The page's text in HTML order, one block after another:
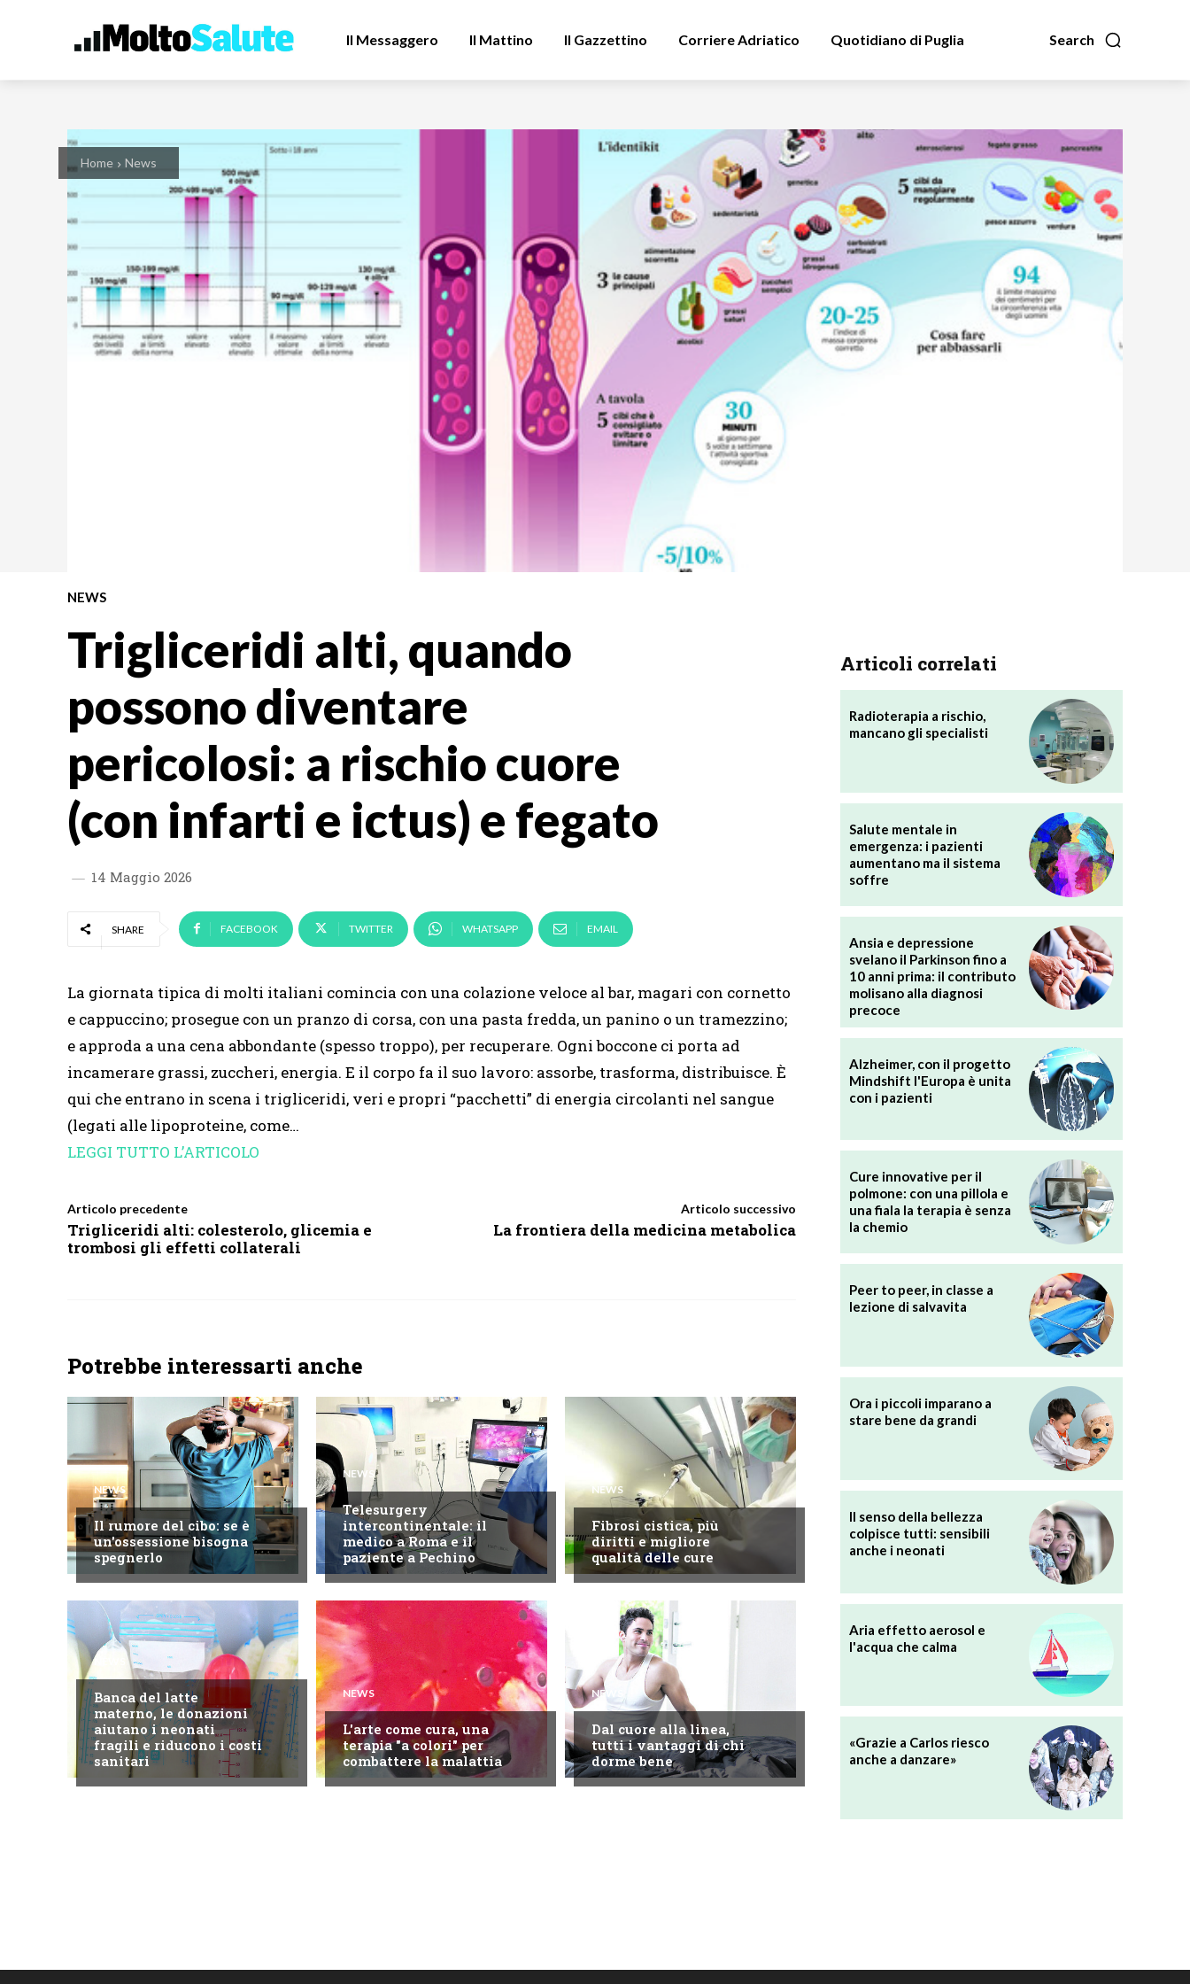
Search
Il Messaggero Il Mattino Il Gazzettino Corriere Adriatico Quotidiano di Puglia
Home News
NEWS
Trigliceridi alti, quando
possono diventare
pericolosi: a rischio cuore
(con infarti e ictus) e fegato
14 Maggio 2026
SHARE FACEBOOK TWITTER WHATSAPP EMAIL
La giornata tipica di molti italiani comincia con una colazione veloce al bar, magari con cornetto
e cappuccino; prosegue con un pranzo di corsa, con una pasta fredda, un panino o un tramezzino;
e approda a una cena abbondante (spesso troppo), per recuperare. Ogni boccone ci porta ad
incamerare grassi, zuccheri, energia. E il corpo fa il suo lavoro: assorbe, trasforma, distribuisce. È
qui che entrano in scena i trigliceridi, veri e propri “pacchetti” di energia circolanti nel sangue
(legati alle lipoproteine, come…
LEGGI TUTTO L’ARTICOLO
Articolo precedente
Trigliceridi alti: colesterolo, glicemia e
trombosi gli effetti collaterali
Articolo successivo
La frontiera della medicina metabolica
Potrebbe interessarti anche
NEWS
Il rumore del cibo: se è
un'ossessione bisogna
spegnerlo
NEWS
Telesurgery
intercontinentale: il
medico a Roma e il
paziente a Pechino
NEWS
Fibrosi cistica, più
diritti e migliore
qualità delle cure
NEWS
Banca del latte
materno, le donazioni
aiutano i neonati
fragili e riducono i costi
sanitari
NEWS
L'arte come cura, una
terapia "a colori" per
combattere la malattia
NEWS
Dal cuore alla linea,
tutti i vantaggi di chi
dorme bene
Articoli correlati
Radioterapia a rischio,
mancano gli specialisti
Salute mentale in
emergenza: i pazienti
aumentano ma il sistema
soffre
Ansia e depressione
svelano il Parkinson fino a
10 anni prima: il contributo
molisano alla diagnosi
precoce
Alzheimer, con il progetto
Mindshift l'Europa è unita
con i pazienti
Cure innovative per il
polmone: con una pillola e
una fiala la terapia è senza
la chemio
Peer to peer, in classe a
lezione di salvavita
Ora i piccoli imparano a
stare bene da grandi
Il senso della bellezza
colpisce tutti: sensibili
anche i neonati
Aria effetto aerosol e
l'acqua che calma
«Grazie a Carlos riesco
anche a danzare»